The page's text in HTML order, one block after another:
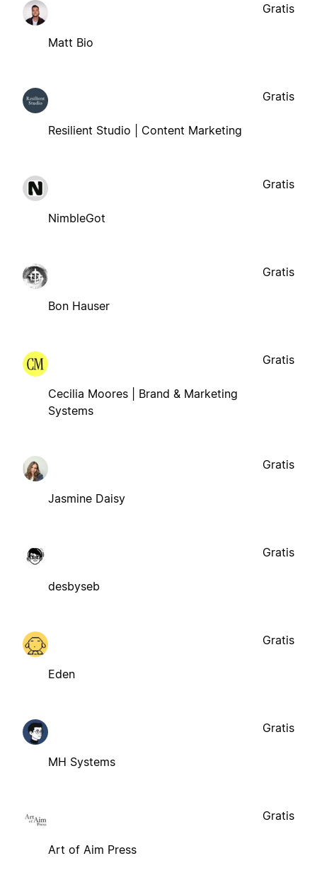
Matt Bio
Gratis
Resilient Studio | Content Marketing
Gratis
NimbleGot
Gratis
Bon Hauser
Gratis
Cecilia Moores | Brand & Marketing
Systems
Gratis
Jasmine Daisy
Gratis
desbyseb
Gratis
Eden
Gratis
MH Systems
Gratis
Art of Aim Press
Gratis